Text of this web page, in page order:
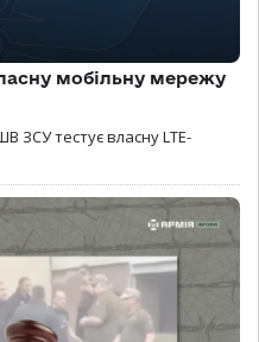
мобільну мережу
ЗСУ тестує власну LTE-